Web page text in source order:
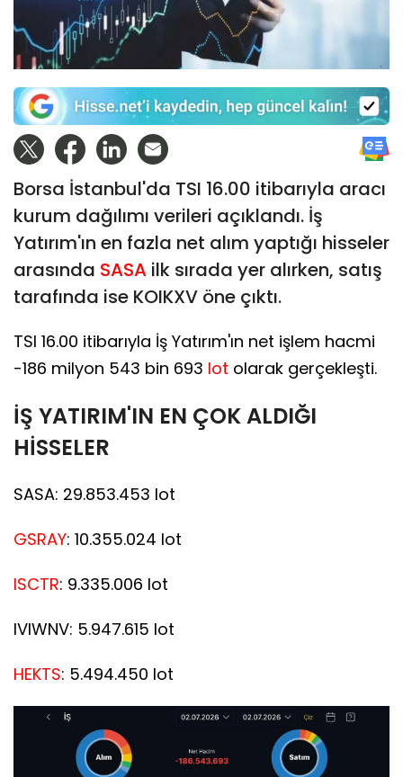
Borsa İstanbul'da TSI 16.00 itibarıyla aracı
kurum dağılımı verileri açıklandı. İş
Yatırım'ın en fazla net alım yaptığı hisseler
arasında SASA ilk sırada yer alırken, satış
tarafında ise KOIKXV öne çıktı.
TSI 16.00 itibarıyla İş Yatırım'ın net işlem hacmi
-186 milyon 543 bin 693 lot olarak gerçekleşti.
İŞ YATIRIM'IN EN ÇOK ALDIĞI
HİSSELER
SASA: 29.853.453 lot
GSRAY: 10.355.024 lot
ISCTR: 9.335.006 lot
IVIWNV: 5.947.615 lot
HEKTS: 5.494.450 lot